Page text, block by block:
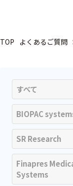
研究用
動物
教育用
ハード
ウェア
アクセ
サリ
消耗
TOP よくあるご質問
すべて
BIOPAC
SR Research
Finapres
Systems